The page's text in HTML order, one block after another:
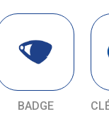
BADGE